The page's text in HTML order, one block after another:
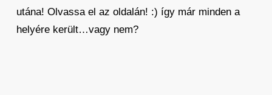
utána! Olvassa el az oldalán! :) így már minden a
helyére került…vagy nem?